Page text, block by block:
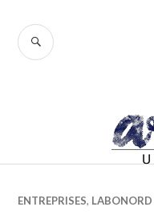
contenu
RECHERCHE
ENTREPRISES, LABONORD